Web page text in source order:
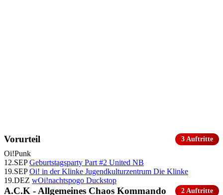
Vorurteil 3 Auftritte
Oi!Punk
12.SEP Geburtstagsparty Part #2 United NB
19.SEP Oi! in der Klinke Jugendkulturzentrum Die Klinke
19.DEZ wOi!nachtspogo Duckstop
A.C.K - Allgemeines Chaos Kommando 2 Auftritte